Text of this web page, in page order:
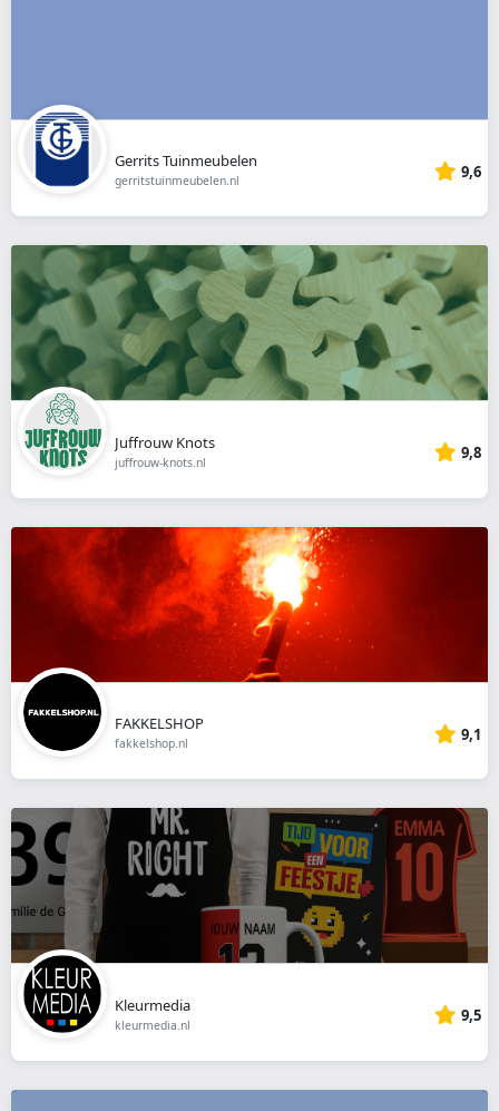
Gerrits Tuinmeubelen
gerritstuinmeubelen.nl 9,6
Juffrouw Knots
juffrouw-knots.nl 9,8
FAKKELSHOP
fakkelshop.nl 9,1
Kleurmedia
kleurmedia.nl 9,5